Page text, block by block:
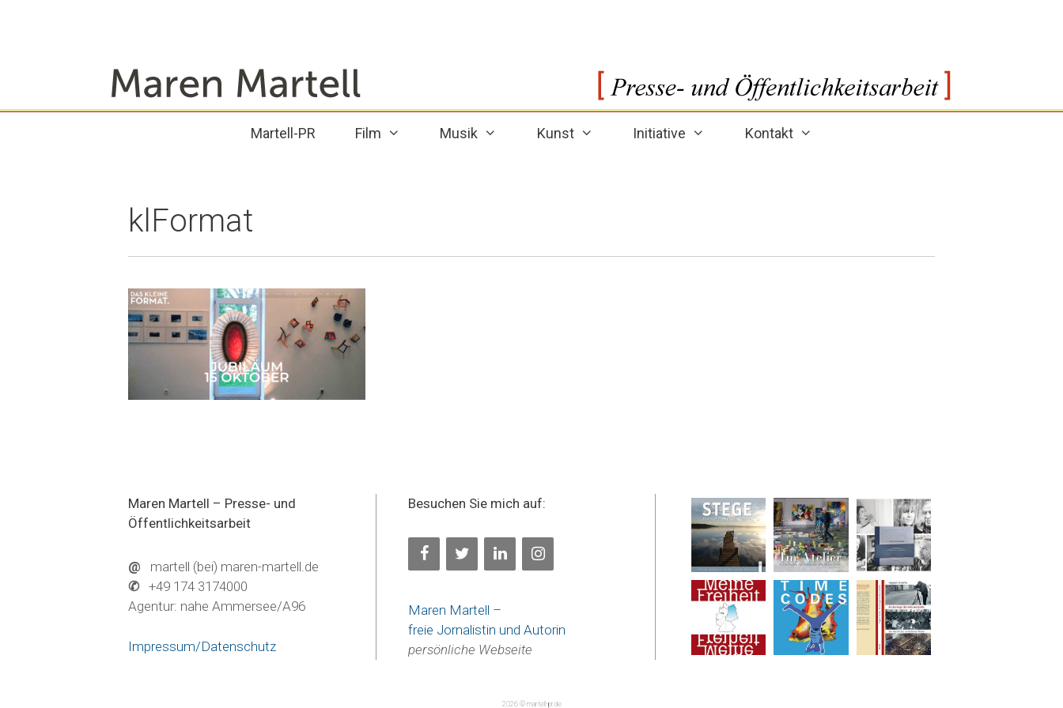
Martell-PR Film Musik Kunst Initiative Kontakt
klFormat
Maren Martell – Presse- und
Öffentlichkeitsarbeit
@ martell (bei) maren-martell.de
✆ +49 174 3174000
Agentur: nahe Ammersee/A96
Impressum/Datenschutz
Besuchen Sie mich auf:
Maren Martell –
freie Jornalistin und Autorin
persönliche Webseite
2026 © martell-pr.de